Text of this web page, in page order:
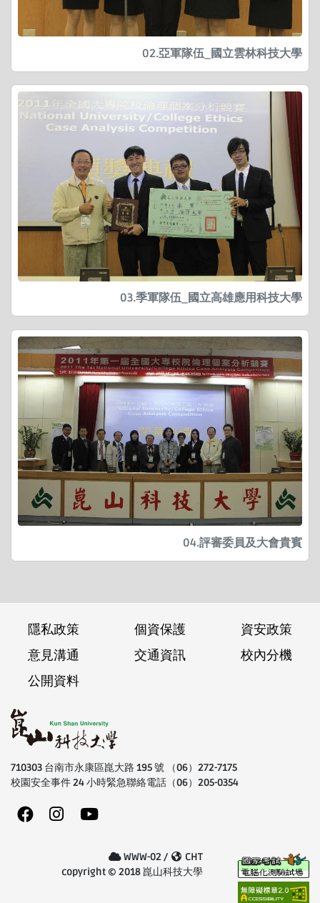
02.亞軍隊伍_國立雲林科技大學
03.季軍隊伍_國立高雄應用科技大學
04.評審委員及大會貴賓
隱私政策 個資保護
資安政策
意見溝通
交通資訊
校內分機
公開資料
710303 台南市永康區崑大路 195 號 （06）272-7175
校園安全事件 24 小時緊急聯絡電話（06）205-0354
WWW-02 /
CHT
copyright © 2018 崑山科技大學